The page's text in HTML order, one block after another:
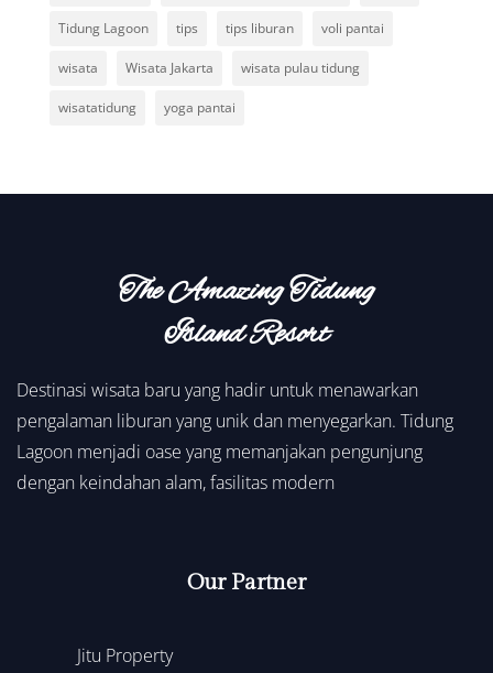
Tidung Lagoon tips tips liburan voli pantai
wisata Wisata Jakarta wisata pulau tidung
wisatatidung yoga pantai
The Amazing Tidung
Island Resort
Destinasi wisata baru yang hadir untuk menawarkan
pengalaman liburan yang unik dan menyegarkan. Tidung
Lagoon menjadi oase yang memanjakan pengunjung
dengan keindahan alam, fasilitas modern
Our Partner
Jitu Property